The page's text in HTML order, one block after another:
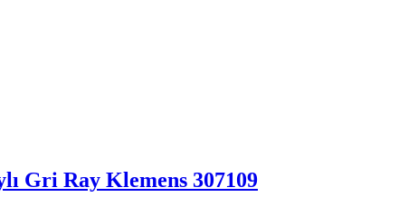
Gri Ray Klemens 307109